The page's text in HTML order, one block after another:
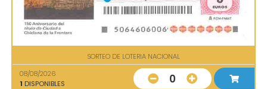
SORTEO DE LOTERIA NACIONAL
08/08/2026
1 DISPONIBLES 0